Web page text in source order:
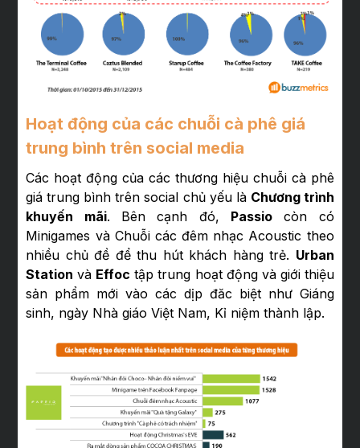
Hoạt động của các chuỗi cà phê giá
trung bình trên social media
Các hoạt động của các thương hiệu chuỗi cà phê
giá trung bình trên social chủ yếu là Chương trình
khuyến mãi. Bên cạnh đó, Passiocòn có
Minigames và Chuỗi các đêm nhạc Acoustic theo
nhiều chủ đề để thu hút khách hàng trẻ. Urban
Station và Effoc tập trung hoạt động và giới thiệu
sản phẩm mới vào các dịp đăc biệt như Giáng
sinh, ngày Nhà giáo Việt Nam, Kỉ niệm thành lập.